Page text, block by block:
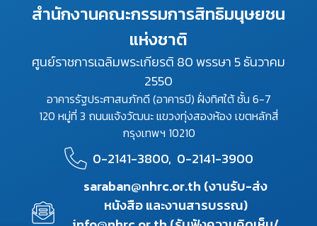
สำนักงานคณะกรรมการสิทธิมนุษยชน
แห่งชาติ
ศูนย์ราชการเฉลิมพระเกียรติ 80 พรรษา 5 ธันวาคม
2550
อาคารรัฐประศาสนภักดี (อาคารบี) ฝั่งทิศใต้ ชั้น 6-7
120 หมู่ที่ 3 ถนนแจ้งวัฒนะ แขวงทุ่งสองห้อง เขตหลักสี่
กรุงเทพฯ 10210
0-2141-3800, 0-2141-3900
saraban@nhrc.or.th (งานรับ-ส่ง
หนังสือ และงานสารบรรณ)